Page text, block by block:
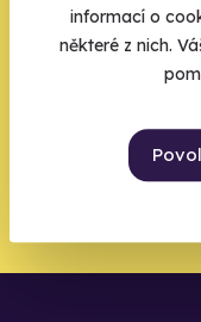
informací o
některé z nich.
Váš e-mail je
do toho.
Chci